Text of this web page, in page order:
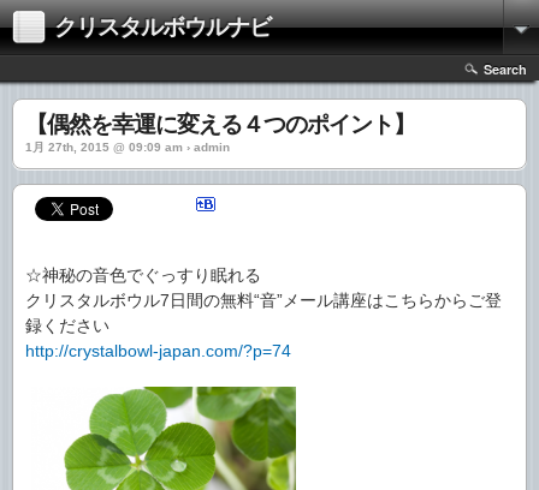
クリスタルボウルナビ
Search
【偶然を幸運に変える４つのポイント】
1月 27th, 2015 @ 09:09 am › admin
☆神秘の音色でぐっすり眠れる
クリスタルボウル7日間の無料“音”メール講座はこちらからご登
録ください
http://crystalbowl-japan.com/?p=74